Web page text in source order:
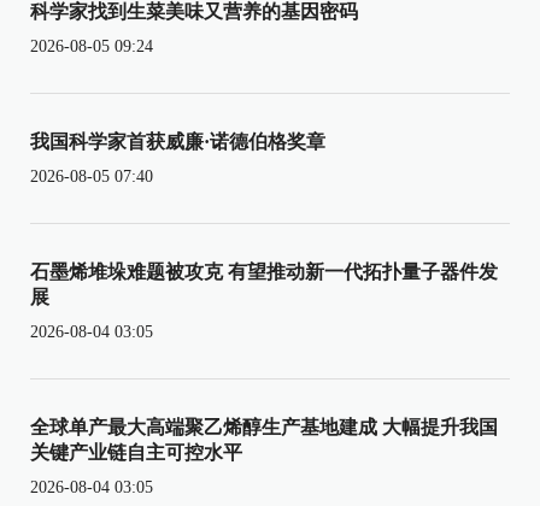
科学家找到生菜美味又营养的基因密码
2026-08-05 09:24
我国科学家首获威廉·诺德伯格奖章
2026-08-05 07:40
石墨烯堆垛难题被攻克 有望推动新一代拓扑量子器件发
展
2026-08-04 03:05
全球单产最大高端聚乙烯醇生产基地建成 大幅提升我国
关键产业链自主可控水平
2026-08-04 03:05